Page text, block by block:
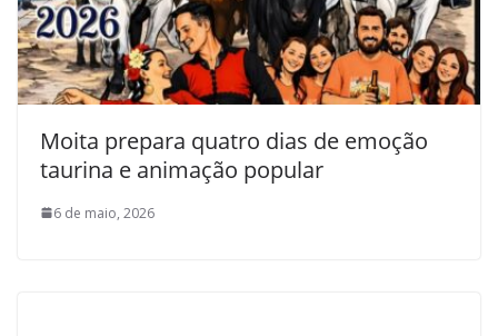
Moita prepara quatro dias de emoção
taurina e animação popular
6 de maio, 2026